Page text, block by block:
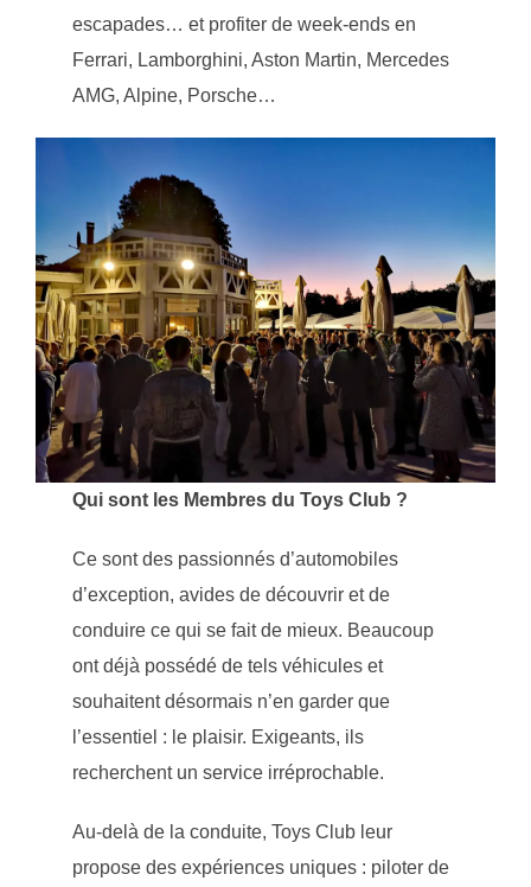
escapades… et profiter de week-ends en
Ferrari, Lamborghini, Aston Martin, Mercedes
AMG, Alpine, Porsche…
Qui sont les Membres du Toys Club ?
Ce sont des passionnés d’automobiles
d’exception, avides de découvrir et de
conduire ce qui se fait de mieux. Beaucoup
ont déjà possédé de tels véhicules et
souhaitent désormais n’en garder que
l’essentiel : le plaisir. Exigeants, ils
recherchent un service irréprochable.
Au-delà de la conduite, Toys Club leur
propose des expériences uniques : piloter de